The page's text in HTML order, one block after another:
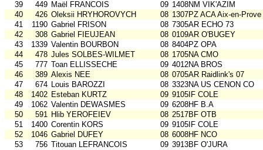
39 449 Maël FRANCOIS 09 1408NM VIK'AZIM
40
426 Oleksii HRYHOROVYCH 08 1307PZ ACA Aix-en-
41
1190 Gabriel FRISON 08 7305AR ECHO 73
42
308 Gabriel FIEUJEAN 08 0109AR O'BUGEY
43
1339 Valentin BOURBON 08 8404PZ OPA
44
478 Jules SOLBES-WILMET 08 1705NA CMO
45
777 Toan ELLISSECHE 09 4012NA BROS
46
389 Alexis NEE 08 0705AR Raidlink's 07
47
674 Louis BAROZZI 08 3323NA US CENON CO
48
1402 Esteban KURTZ 09 9105IF COLE
49
1062 Valentin DEWASMES 09 6208HF B.A
50
591 Hlib YEROFEIEV 08 2517BF OTB
51
1400 Corentin KORS 09 9105IF COLE
52
1046 Gabriel DUFEY 08 6008HF NCO
53
756 Titouan LEFRANCOIS 09 3913BF O'JURA